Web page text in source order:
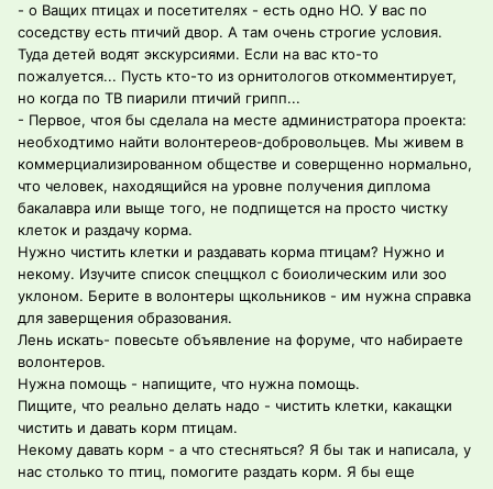
- о Ващих птицах и посетителях - есть одно НО. У вас по
соседству есть птичий двор. А там очень строгие условия.
Туда детей водят экскурсиями. Если на вас кто-то
пожалуется... Пусть кто-то из орнитологов откомментирует,
но когда по ТВ пиарили птичий грипп...
- Первое, чтоя бы сделала на месте администратора проекта:
необходтимо найти волонтереов-добровольцев. Мы живем в
коммерциализированном обществе и соверщенно нормально,
что человек, находящийся на уровне получения диплома
бакалавра или выще того, не подпищется на просто чистку
клеток и раздачу корма.
Нужно чистить клетки и раздавать корма птицам? Нужно и
некому. Изучите список спецщкол с боиолическим или зоо
уклоном. Берите в волонтеры щкольников - им нужна справка
для заверщения образования.
Лень искать- повесьте объявление на форуме, что набираете
волонтеров.
Нужна помощь - напищите, что нужна помощь.
Пищите, что реально делать надо - чистить клетки, какащки
чистить и давать корм птицам.
Некому давать корм - а что стесняться? Я бы так и написала, у
нас столько то птиц, помогите раздать корм. Я бы еще